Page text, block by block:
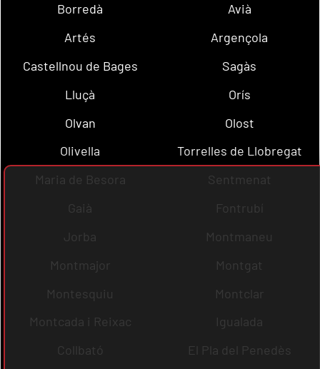
Borredà
Avià
Artés
Argençola
Castellnou de Bages
Sagàs
Lluçà
Orís
Olvan
Olost
Olivella
Torrelles de Llobregat
Maria de Besora
Sentmenat
Gaià
Fontrubí
Jorba
Montmaneu
Montmajor
Montgat
Montesquiu
Montclar
Montcada i Reixac
Igualada
Collbató
El Pla del Penedès